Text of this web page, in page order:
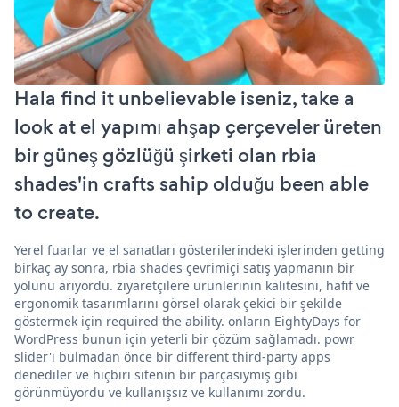
Hala find it unbelievable iseniz, take a
look at el yapımı ahşap çerçeveler üreten
bir güneş gözlüğü şirketi olan rbia
shades'in crafts sahip olduğu been able
to create.
Yerel fuarlar ve el sanatları gösterilerindeki işlerinden getting
birkaç ay sonra, rbia shades çevrimiçi satış yapmanın bir
yolunu arıyordu. ziyaretçilere ürünlerinin kalitesini, hafif ve
ergonomik tasarımlarını görsel olarak çekici bir şekilde
göstermek için required the ability. onların EightyDays for
WordPress bunun için yeterli bir çözüm sağlamadı. powr
slider'ı bulmadan önce bir different third-party apps
denediler ve hiçbiri sitenin bir parçasıymış gibi
görünmüyordu ve kullanışsız ve kullanımı zordu.